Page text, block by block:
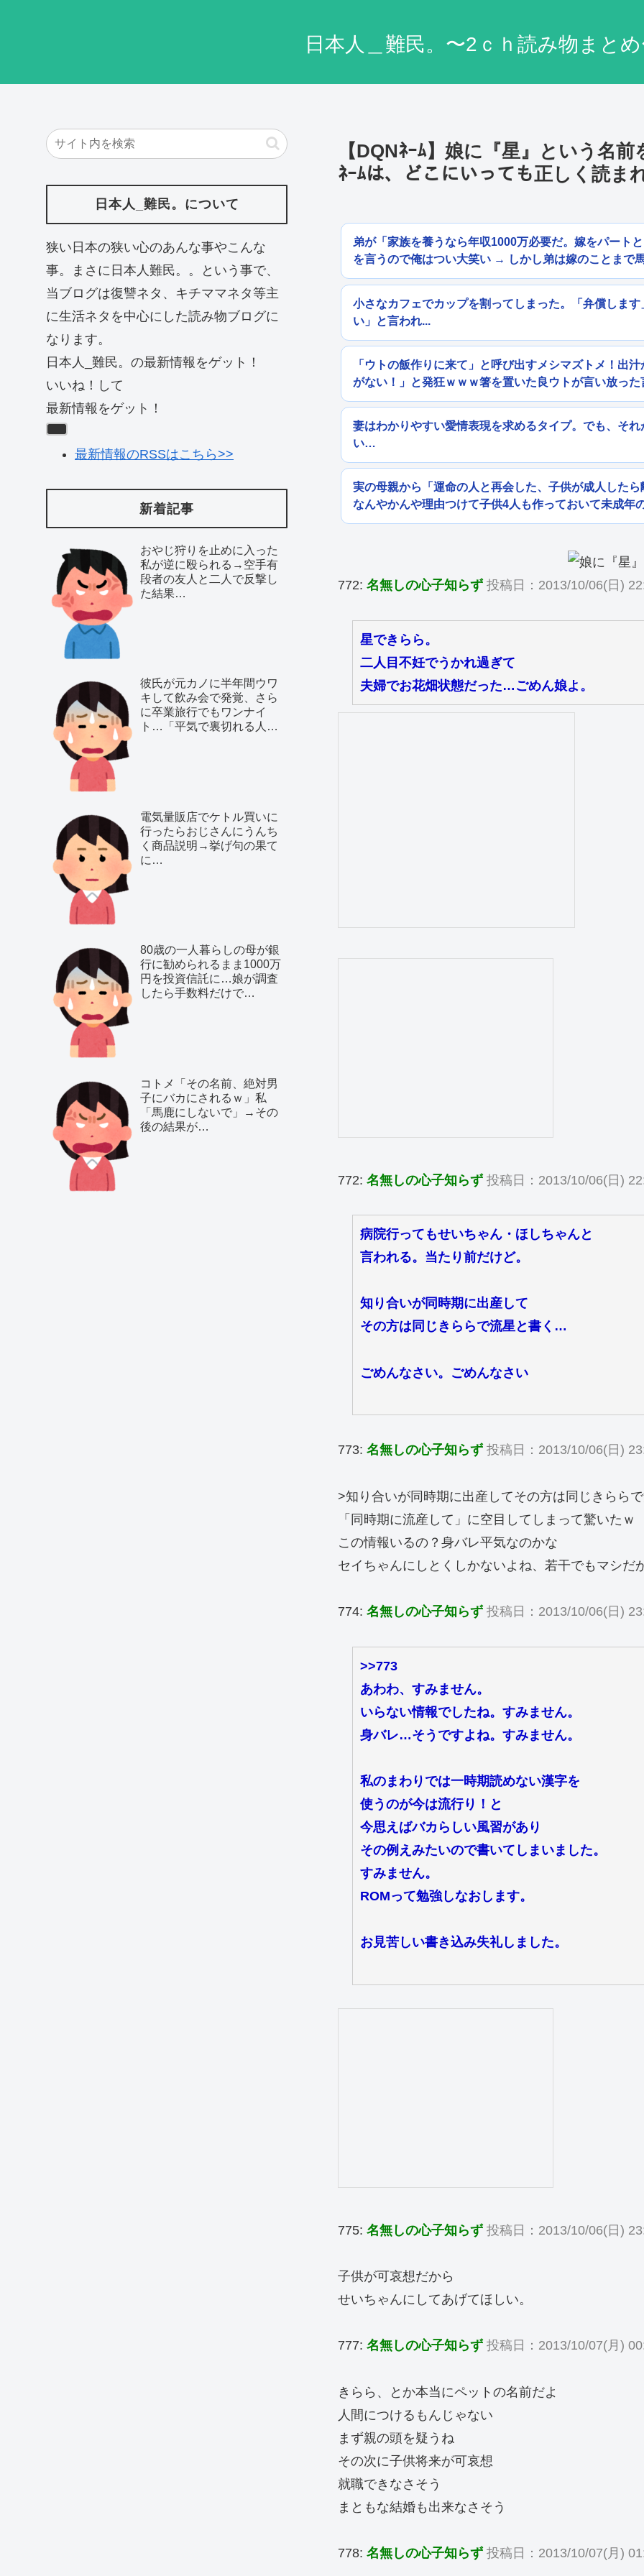
日本人＿難民。〜2ｃｈ読み物まと
【DQNﾈｰﾑ】娘に『星』という名
ﾈｰﾑは、どこにいっても正しく読
弟が「家族を養うなら年収1000万必要だ。嫁をパート
を言うので俺はつい大笑い → しかし弟は嫁のことまで
小さなカフェでカップを割ってしまった。「弁償しま
い」と言われ...
「ウトの飯作りに来て」と呼び出すメシマズトメ！出
がない！」と発狂ｗｗｗ箸を置いた良ウトが言い放っ
妻はわかりやすい愛情表現を求めるタイプ。でも、そ
い…
実の母親から「運命の人と再会した、子供が成人した
なんやかんや理由つけて子供4人も作っておいて未成年
772: 名無しの心子知らず 投稿日：2013/10/06(日)
星できらら。
二人目不妊でうかれ過ぎて
夫婦でお花畑状態だった…ごめん娘よ。
772: 名無しの心子知らず 投稿日：2013/10/06(日)
病院行ってもせいちゃん・ほしちゃんと
言われる。当たり前だけど。
知り合いが同時期に出産して
その方は同じきららで流星と書く…
ごめんなさい。ごめんなさい
773: 名無しの心子知らず 投稿日：2013/10/06(日)
>知り合いが同時期に出産してその方は同じきららで
「同時期に流産して」に空目してしまって驚いたｗ
この情報いるの？身バレ平気なのかな
セイちゃんにしとくしかないよね、若干でもマシだ
774: 名無しの心子知らず 投稿日：2013/10/06(日)
>>773
あわわ、すみません。
いらない情報でしたね。すみません。
身バレ…そうですよね。すみません。
私のまわりでは一時期読めない漢字を
使うのが今は流行り！と
今思えばバカらしい風習があり
その例えみたいので書いてしまいました。
すみません。
ROMって勉強しなおします。
お見苦しい書き込み失礼しました。
775: 名無しの心子知らず 投稿日：2013/10/06(日)
子供が可哀想だから
せいちゃんにしてあげてほしい。
777: 名無しの心子知らず 投稿日：2013/10/07(月)
きらら、とか本当にペットの名前だよ
人間につけるもんじゃない
まず親の頭を疑うね
その次に子供将来が可哀想
就職できなさそう
まともな結婚も出来なさそう
778: 名無しの心子知らず 投稿日：2013/10/07(月)
日本人_難民。について
狭い日本の狭い心のあんな事やこんな
事。まさに日本人難民。。という事で、
当ブログは復讐ネタ、キチママネタ等主
に生活ネタを中心にした読み物ブログに
なります。
日本人_難民。の最新情報をゲット！
いいね！して
最新情報をゲット！
最新情報のRSSはこちら>>
新着記事
おやじ狩りを止めに入った
私が逆に殴られる→空手有
段者の友人と二人で反撃し
た結果…
彼氏が元カノに半年間ウワ
キして飲み会で発覚、さら
に卒業旅行でもワンナイ
ト…「平気で裏切れる人種
電気量販店でケトル買いに
行ったらおじさんにうんち
く商品説明→挙げ句の果て
に…
80歳の一人暮らしの母が銀
行に勧められるまま1000万
円を投資信託に…娘が調査
したら手数料だけで…
コトメ「その名前、絶対男
子にバカにされるｗ」私
「馬鹿にしないで」→その
後の結果が…